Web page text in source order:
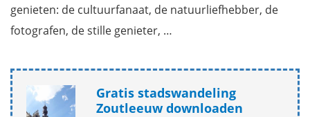
genieten: de cultuurfanaat, de natuurliefhebber, de
fotografen, de stille genieter, …
Gratis stadswandeling
Zoutleeuw downloaden